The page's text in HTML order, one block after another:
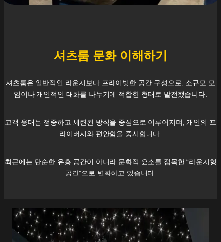
셔츠룸 문화 이해하기
셔츠룸은 일반적인 라운지보다 프라이빗한 공간 구성으로, 소규모 모
임이나 개인적인 대화를 나누기에 적합한 형태로 발전했습니다.
고객 응대는 정중하고 세련된 방식을 중심으로 이루어지며, 개인의 프
라이버시와 편안함을 중시합니다.
최근에는 단순한 유흥 공간이 아니라 문화적 요소를 접목한 “라운지형
공간”으로 변화하고 있습니다.